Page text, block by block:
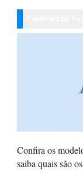
Confira os
saiba quais são